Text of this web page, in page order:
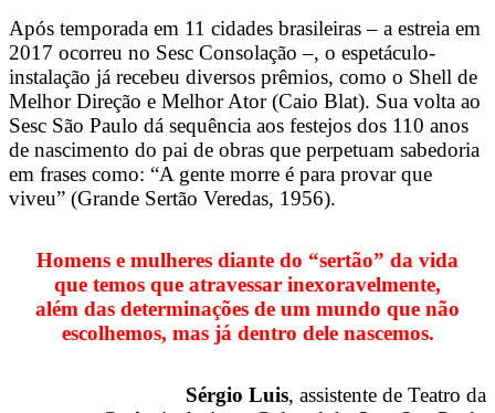
Após temporada em 11 cidades brasileiras – a estreia em
2017 ocorreu no Sesc Consolação –, o espetáculo-
instalação já recebeu diversos prêmios, como o Shell de
Melhor Direção e Melhor Ator (Caio Blat). Sua volta ao
Sesc São Paulo dá sequência aos festejos dos 110 anos
de nascimento do pai de obras que perpetuam sabedoria
em frases como: “A gente morre é para provar que
viveu” (Grande Sertão Veredas, 1956).
Homens e mulheres diante do “sertão” da vida
que temos que atravessar inexoravelmente,
além das determinações de um mundo que não
escolhemos, mas já dentro dele nascemos.
Sérgio Luis, assistente de Teatro da